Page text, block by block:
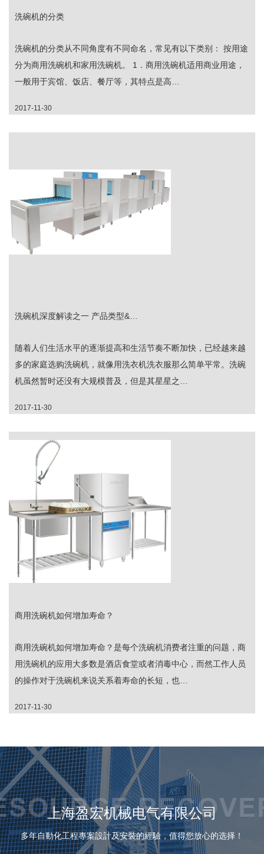
洗碗机的分类
洗碗机的分类从不同角度有不同命名，常见有以下类别： 按用途
分为商用洗碗机和家用洗碗机。 1．商用洗碗机适用商业用途，
一般用于宾馆、饭店、餐厅等，其特点是高…
2017-11-30
洗碗机深度解读之一 产品类型&…
随着人们生活水平的逐渐提高和生活节奏不断加快，已经越来越
多的家庭选购洗碗机，就像用洗衣机洗衣服那么简单平常。洗碗
机虽然暂时还没有大规模普及，但是其星星之…
2017-11-30
商用洗碗机如何增加寿命？
商用洗碗机如何增加寿命？是每个洗碗机消费者注重的问题，商
用洗碗机的应用大多数是酒店食堂或者消毒中心，而然工作人员
的操作对于洗碗机来说关系着寿命的长短，也…
2017-11-30
上海盈宏机械电气有限公司
多年自動化工程專案設計及安裝的經驗，值得您放心的选择！